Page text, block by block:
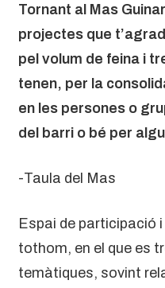
Tornant al Mas
projectes que
pel volum de feina i
tenen, per la
en les persones o
del barri o bé per
-Taula del Mas
Espai de participació
tothom, en el que es
temàtiques, sovint